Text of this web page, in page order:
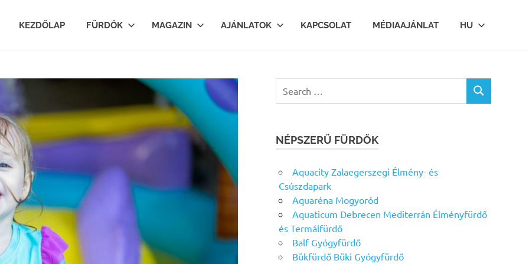
KEZDŐLAP FÜRDŐK MAGAZIN AJÁNLATOK KAPCSOLAT MÉDIAAJÁNLAT HU
for:
SEARCH
NÉPSZERŰ FÜRDŐK
Aquacity Zalaegerszegi Élmény- és
Csúszdapark
Aquaréna Mogyoród
Aquaticum Debrecen Mediterrán Élményfürdő
és Termálfürdő
Balf Gyógyfürdő
Bükfürdő Büki Gyógyfürdő